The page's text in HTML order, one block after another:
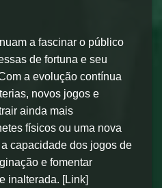
a fascinar o público
de fortuna e seu
a evolução contínua
novos jogos e
ainda mais
físicos ou uma nova
capacidade dos jogos de
e fomentar
inalterada. [Link]